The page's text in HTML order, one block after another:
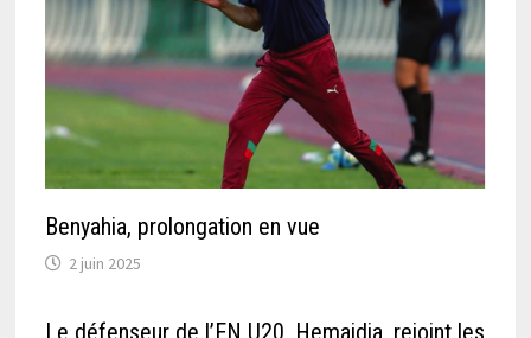
Benyahia, prolongation en vue
2 juin 2025
Le défenseur de l’EN U20, Hemaidia, rejoint les